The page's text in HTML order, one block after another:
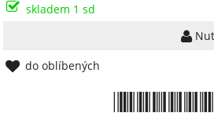
skladem 1 sd
do oblíbených